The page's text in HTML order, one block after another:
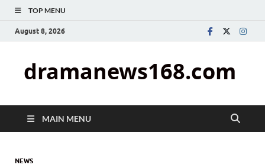
TOP MENU
August 8, 2026
dramanews168.com
MAIN MENU
NEWS